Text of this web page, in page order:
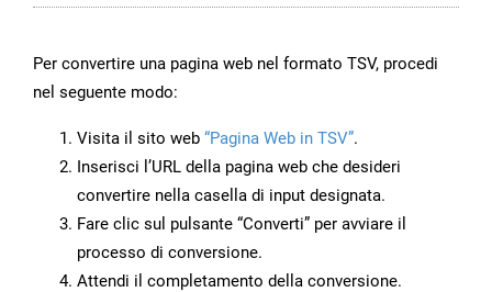
Per convertire una pagina web nel formato TSV, procedi
nel seguente modo:
Visita il sito web “Pagina Web in TSV”.
Inserisci l’URL della pagina web che desideri
convertire nella casella di input designata.
Fare clic sul pulsante “Converti” per avviare il
processo di conversione.
Attendi il completamento della conversione.